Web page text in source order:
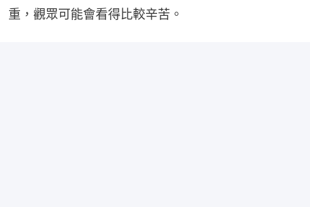
重，觀眾可能會看得比較辛苦。